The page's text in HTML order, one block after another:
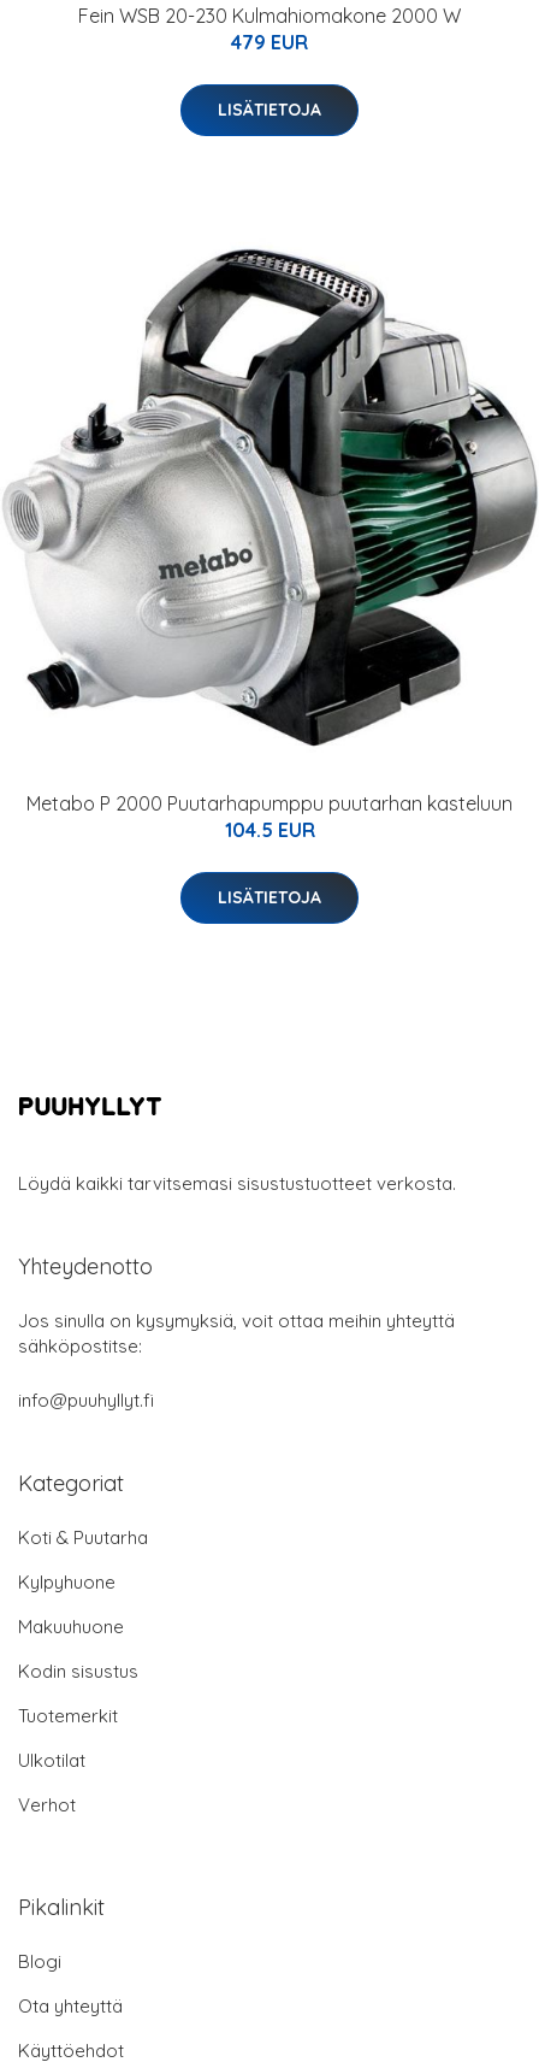
Fein WSB 20-230 Kulmahiomakone 2000 W
479 EUR
LISÄTIETOJA
Metabo P 2000 Puutarhapumppu puutarhan kasteluun
104.5 EUR
LISÄTIETOJA
Löydä kaikki tarvitsemasi sisustustuotteet verkosta.
Yhteydenotto
Jos sinulla on kysymyksiä, voit ottaa meihin yhteyttä
sähköpostitse:
info@puuhyllyt.fi
Kategoriat
Koti & Puutarha
Kylpyhuone
Makuuhuone
Kodin sisustus
Tuotemerkit
Ulkotilat
Verhot
Pikalinkit
Blogi
Ota yhteyttä
Käyttöehdot